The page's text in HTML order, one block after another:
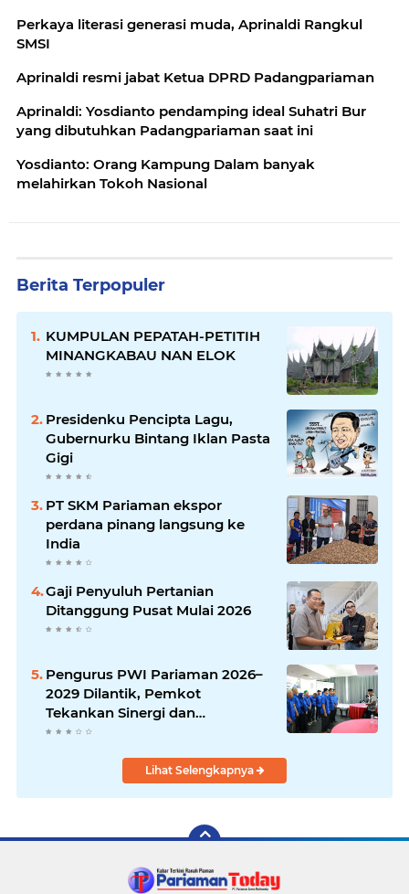
Perkaya literasi generasi muda, Aprinaldi Rangkul
SMSI
Aprinaldi resmi jabat Ketua DPRD Padangpariaman
Aprinaldi: Yosdianto pendamping ideal Suhatri Bur
yang dibutuhkan Padangpariaman saat ini
Yosdianto: Orang Kampung Dalam banyak
melahirkan Tokoh Nasional
Berita Terpopuler
KUMPULAN PEPATAH-PETITIH
MINANGKABAU NAN ELOK
Presidenku Pencipta Lagu,
Gubernurku Bintang Iklan Pasta
Gigi
PT SKM Pariaman ekspor
perdana pinang langsung ke
India
Gaji Penyuluh Pertanian
Ditanggung Pusat Mulai 2026
Pengurus PWI Pariaman 2026–
2029 Dilantik, Pemkot
Tekankan Sinergi dan
Profesionalisme Pers
Lihat Selengkapnya